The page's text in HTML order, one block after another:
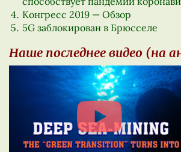
Конгресс 2019 — Обзор
5G заблокирован в Брюсселе
Наше последнее видео (на